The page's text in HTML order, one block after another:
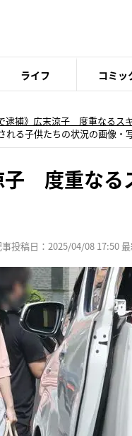
ライフ コミッ
逮捕》広末涼子 度重なるス
る子供たちの状況の画像・
子 度重なる
投稿日：2025/04/08 17:50